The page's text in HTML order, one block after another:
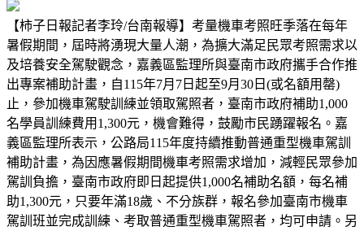
【柿子日報記者李玲/台南報導】考量機車考照旺季落在每年
暑假期間，屆時將湧現大量人潮，為擴大滿足民眾考照需求以
及培養安全駕駛觀念，嘉義區監理所與臺南市政府攜手合作推
出專案補助計畫，自115年7月7日起至9月30日(或名額用罄)
止，參加機車駕駛訓練並領取駕照者，臺南市政府補助1,000
名學員訓練費用1,300元，機會難得，鼓勵市民踴躍報名。嘉
義區監理所表示，公路局115年度持續推動普通重型機車駕訓
補助計畫，為因應暑假期間機車考照需求增加，減輕民眾參加
駕訓負擔，臺南市政府即日起提供1,000名補助名額，每名補
助1,300元，只要年滿18歲、不分族群，報名參加臺南市機車
駕訓班並完成訓練、考取普通重型機車駕照者，均可申請。另